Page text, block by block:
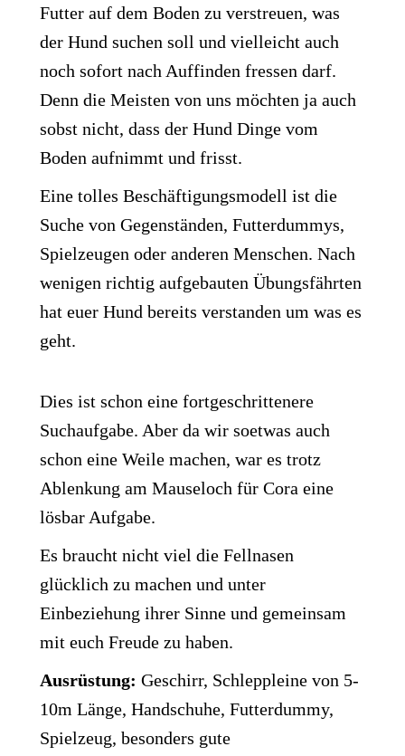
Futter auf dem Boden zu verstreuen, was
der Hund suchen soll und vielleicht auch
noch sofort nach Auffinden fressen darf.
Denn die Meisten von uns möchten ja auch
sobst nicht, dass der Hund Dinge vom
Boden aufnimmt und frisst.
Eine tolles Beschäftigungsmodell ist die
Suche von Gegenständen, Futterdummys,
Spielzeugen oder anderen Menschen. Nach
wenigen richtig aufgebauten Übungsfährten
hat euer Hund bereits verstanden um was es
geht.
Dies ist schon eine fortgeschrittenere
Suchaufgabe. Aber da wir soetwas auch
schon eine Weile machen, war es trotz
Ablenkung am Mauseloch für Cora eine
lösbar Aufgabe.
Es braucht nicht viel die Fellnasen
glücklich zu machen und unter
Einbeziehung ihrer Sinne und gemeinsam
mit euch Freude zu haben.
Ausrüstung: Geschirr, Schleppleine von 5-
10m Länge, Handschuhe, Futterdummy,
Spielzeug, besonders gute